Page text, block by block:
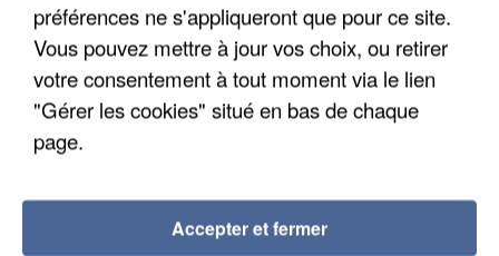
préférences ne s'appliqueront que pour ce site.
Vous pouvez mettre à jour vos choix, ou retirer
votre consentement à tout moment via le lien
"Gérer les cookies" situé en bas de chaque
page.
Accepter et fermer